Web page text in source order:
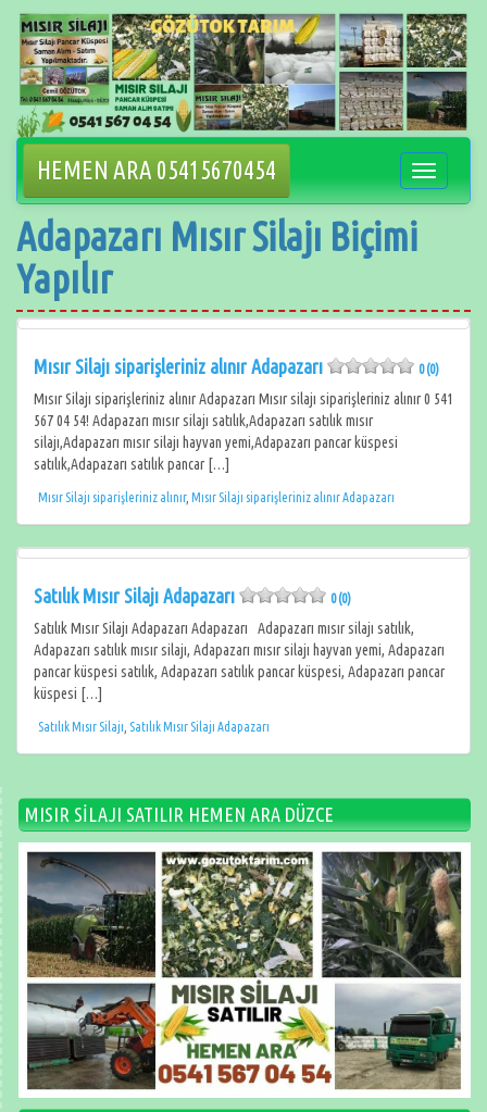
İçeriğe
geçin
HEMEN ARA 05415670454
değiştir
Adapazarı Mısır Silajı Biçimi
Yapılır
Mısır Silajı siparişleriniz alınır Adapazarı 0 (0)
Mısır Silajı siparişleriniz alınır Adapazarı Mısır silajı siparişleriniz alınır 0 541
567 04 54! Adapazarı mısır silajı satılık,Adapazarı satılık mısır
silajı,Adapazarı mısır silajı hayvan yemi,Adapazarı pancar küspesi
satılık,Adapazarı satılık pancar […]
Mısır Silajı siparişleriniz alınır, Mısır Silajı siparişleriniz alınır Adapazarı
Satılık Mısır Silajı Adapazarı 0 (0)
Satılık Mısır Silajı Adapazarı Adapazarı Adapazarı mısır silajı satılık,
Adapazarı satılık mısır silajı, Adapazarı mısır silajı hayvan yemi, Adapazarı
pancar küspesi satılık, Adapazarı satılık pancar küspesi, Adapazarı pancar
küspesi […]
Satılık Mısır Silajı Satılık Mısır Silajı Adapazarı
MISIR SİLAJI SATILIR HEMEN ARA DÜZCE